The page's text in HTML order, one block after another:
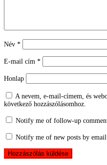
Név *
E-mail cím *
Honlap
A nevem, e-mail-címem, és
következő hozzászólásomhoz.
Notify me of follow-up
Notify me of new posts by